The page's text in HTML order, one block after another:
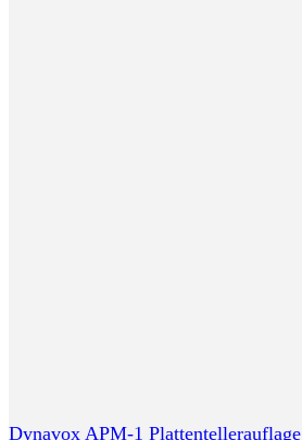
Dynavox APM-1 Plattentellerauflage